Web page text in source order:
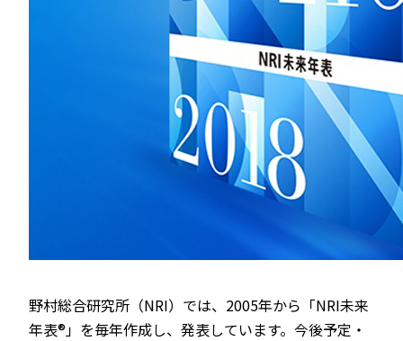
野村総合研究所（NRI）では、2005年から「NRI未来
年表®」を毎年作成し、発表しています。今後予定・